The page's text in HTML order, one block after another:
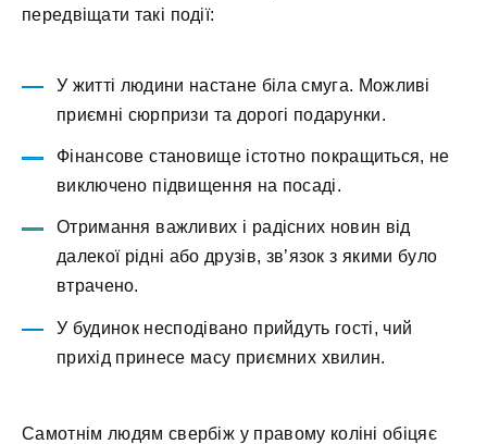
передвіщати такі події:
У житті людини настане біла смуга. Можливі
приємні сюрпризи та дорогі подарунки.
Фінансове становище істотно покращиться, не
виключено підвищення на посаді.
Отримання важливих і радісних новин від
далекої рідні або друзів, зв’язок з якими було
втрачено.
У будинок несподівано прийдуть гості, чий
прихід принесе масу приємних хвилин.
Самотнім людям свербіж у правому коліні обіцяє